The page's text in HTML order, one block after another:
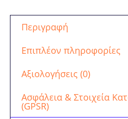
Περιγραφή
Επιπλέον πληροφορίες
Αξιολογήσεις (0)
Ασφάλεια & Στοιχεία
(GPSR)